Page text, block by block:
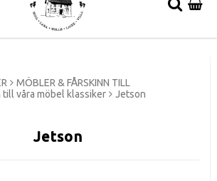
MÖBLER & FÅRSKINN TILL
till våra möbel klassiker Jetson
Jetson